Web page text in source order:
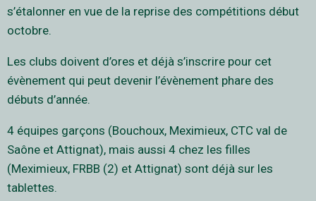
s’étalonner en vue de la reprise des compétitions début
octobre.
Les clubs doivent d’ores et déjà s’inscrire pour cet
évènement qui peut devenir l’évènement phare des
débuts d’année.
4 équipes garçons (Bouchoux, Meximieux, CTC val de
Saône et Attignat), mais aussi 4 chez les filles
(Meximieux, FRBB (2) et Attignat) sont déjà sur les
tablettes.